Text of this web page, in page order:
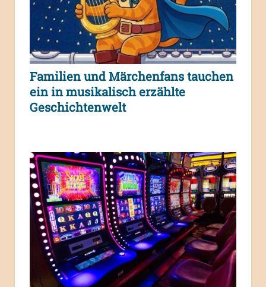
Familien und Märchenfans tauchen
ein in musikalisch erzählte
Geschichtenwelt